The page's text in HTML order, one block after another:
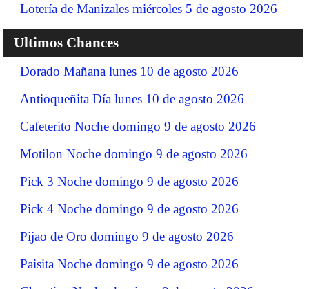
Lotería de Manizales miércoles 5 de agosto 2026
Ultimos Chances
Dorado Mañana lunes 10 de agosto 2026
Antioqueñita Día lunes 10 de agosto 2026
Cafeterito Noche domingo 9 de agosto 2026
Motilon Noche domingo 9 de agosto 2026
Pick 3 Noche domingo 9 de agosto 2026
Pick 4 Noche domingo 9 de agosto 2026
Pijao de Oro domingo 9 de agosto 2026
Paisita Noche domingo 9 de agosto 2026